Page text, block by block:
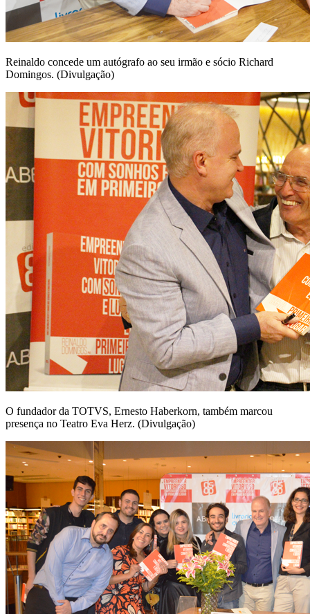
Reinaldo concede um autógrafo ao seu irmão e sócio Richard
Domingos. (Divulgação)
O fundador da TOTVS, Ernesto Haberkorn, também marcou
presença no Teatro Eva Herz. (Divulgação)